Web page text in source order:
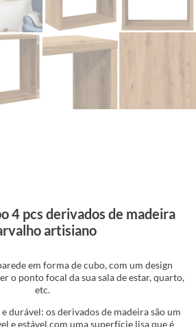
4 pcs derivados de madeira
artisiano
em forma de cubo, com um design
o ponto focal da sua sala de estar, quarto,
etc.
durável: os derivados de madeira são um
e estável com uma superfície lisa que é